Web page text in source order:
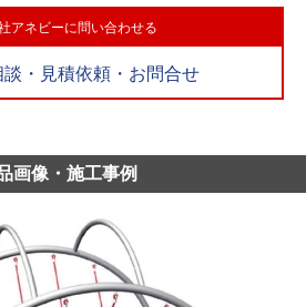
アネビーに問い合わせる
談・見積依頼・お問合せ
画像・施工事例